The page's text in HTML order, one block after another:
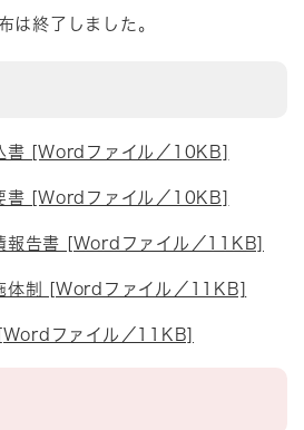
は終了しました。
書 [Wordファイル／10KB]
書 [Wordファイル／10KB]
報告書 [Wordファイル／11KB]
体制 [Wordファイル／11KB]
ファイル／11KB]